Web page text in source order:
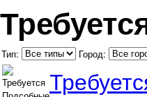
Тип: Город: